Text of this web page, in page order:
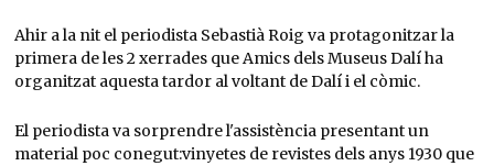
Ahir a la nit el periodista Sebastià Roig va protagonitzar la
primera de les 2 xerrades que Amics dels Museus Dalí ha
organitzat aquesta tardor al voltant de Dalí i el còmic.
El periodista va sorprendre l'assistència presentant un
material poc conegut:vinyetes de revistes dels anys 1930 que